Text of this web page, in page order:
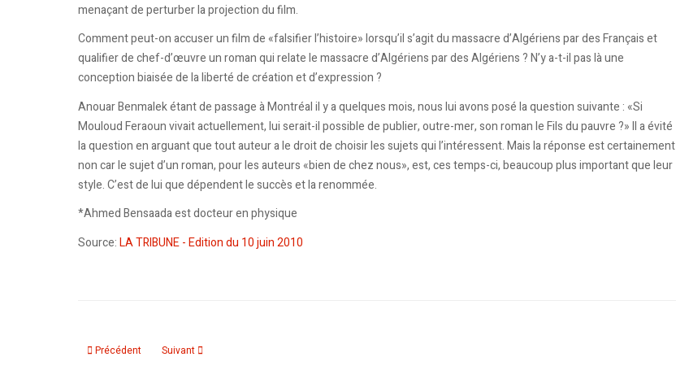
menaçant de perturber la projection du film.
Comment peut-on accuser un film de «falsifier l’histoire» lorsqu’il s’agit du massacre d’Algériens par des Français et
qualifier de chef-d’œuvre un roman qui relate le massacre d’Algériens par des Algériens ? N’y a-t-il pas là une
conception biaisée de la liberté de création et d’expression ?
Anouar Benmalek étant de passage à Montréal il y a quelques mois, nous lui avons posé la question suivante : «Si
Mouloud Feraoun vivait actuellement, lui serait-il possible de publier, outre-mer, son roman le Fils du pauvre ?» Il a évité
la question en arguant que tout auteur a le droit de choisir les sujets qui l’intéressent. Mais la réponse est certainement
non car le sujet d’un roman, pour les auteurs «bien de chez nous», est, ces temps-ci, beaucoup plus important que leur
style. C’est de lui que dépendent le succès et la renommée.
*Ahmed Bensaada est docteur en physique
Source:LA TRIBUNE - Edition du 10 juin 2010
Article précédent : Cheb Yazid, Amazigh Kateb et les autres: Dansez maintenant!
Précédent Article suivant : Ali Aamrane: «Le spectacle a été un vrai casse-tête»
Suivant